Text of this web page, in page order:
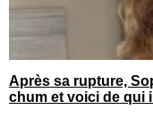
Après sa rupture,
chum et voici de qui